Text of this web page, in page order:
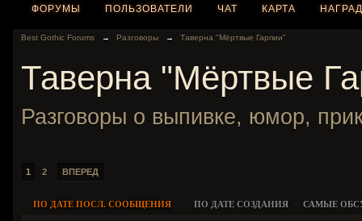
ФОРУМЫ ПОЛЬЗОВАТЕЛИ ЧАТ КАРТА
Best Gothic Forums → Разговоры → Таверна "Мёртвые Гарпии"
Таверна "Мёртвые
Разговоры о выпивке, юмор,
1 2 ВПЕРЕД
ПО ДАТЕ ПОСЛ. СООБЩЕНИЯ ПО ДАТЕ СОЗДАНИЯ САМЫЕ